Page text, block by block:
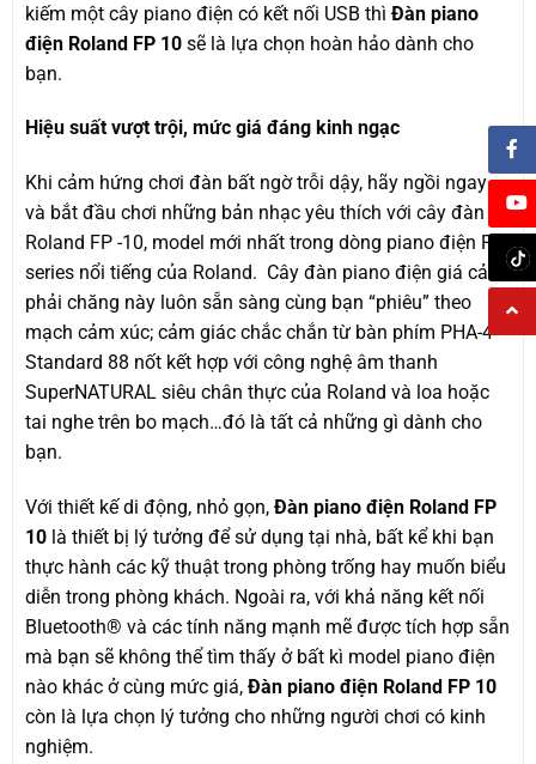
kiếm một cây piano điện có kết nối USB thì Đàn piano
điện Roland FP 10 sẽ là lựa chọn hoàn hảo dành cho
bạn.
Hiệu suất vượt trội, mức giá đáng kinh ngạc
Khi cảm hứng chơi đàn bất ngờ trỗi dậy, hãy ngồi ngay
và bắt đầu chơi những bản nhạc yêu thích với cây đàn
Roland FP -10, model mới nhất trong dòng piano điện FP
series nổi tiếng của Roland. Cây đàn piano điện giá cả
phải chăng này luôn sẵn sàng cùng bạn “phiêu” theo
mạch cảm xúc; cảm giác chắc chắn từ bàn phím PHA-4
Standard 88 nốt kết hợp với công nghệ âm thanh
SuperNATURAL siêu chân thực của Roland và loa hoặc
tai nghe trên bo mạch…đó là tất cả những gì dành cho
bạn.
Với thiết kế di động, nhỏ gọn, Đàn piano điện Roland FP
10 là thiết bị lý tưởng để sử dụng tại nhà, bất kể khi bạn
thực hành các kỹ thuật trong phòng trống hay muốn biểu
diễn trong phòng khách. Ngoài ra, với khả năng kết nối
Bluetooth® và các tính năng mạnh mẽ được tích hợp sẵn
mà bạn sẽ không thể tìm thấy ở bất kì model piano điện
nào khác ở cùng mức giá, Đàn piano điện Roland FP 10
còn là lựa chọn lý tưởng cho những người chơi có kinh
nghiệm.